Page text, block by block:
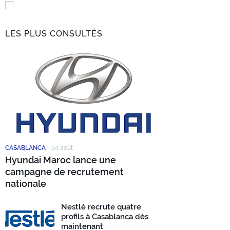
LES PLUS CONSULTÉS
CASABLANCA - 04 août
Hyundai Maroc lance une
campagne de recrutement
nationale
Nestlé recrute quatre
profils à Casablanca dès
maintenant